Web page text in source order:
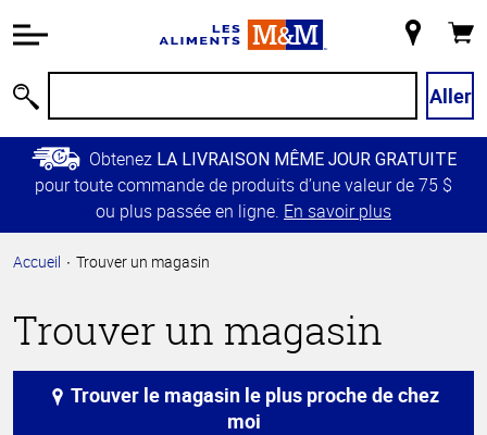
relative à
Passer
contenu
principal
Retour à
principale
magasin
Aller
Obtenez LA LIVRAISON MÊME JOUR GRATUITE
pour toute commande de produits d’une valeur de 75 $
ou plus passée en ligne. En savoir plus
Accueil Trouver un magasin
Trouver un magasin
moi